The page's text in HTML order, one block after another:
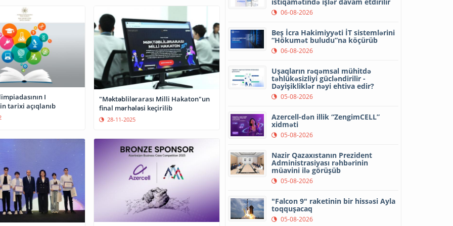
I
tarixi açıqlanıb
"Məktəblilərarası Milli Hakaton"un
final mərhələsi keçirilib
28-11-2025
06-08-2026
Beş İcra Hakimiyyəti İT sistemlərini
“Hökumət buludu”na köçürüb
06-08-2026
Uşaqların rəqəmsal mühitdə
təhlükəsizliyi gücləndirilir -
Dəyişikliklər nəyi ehtiva edir?
05-08-2026
Azercell-dən illik “ZengimCELL”
xidməti
05-08-2026
Nazir Qazaxıstanın Prezident
Administrasiyası rəhbərinin
müavini ilə görüşüb
05-08-2026
"Falcon 9" raketinin bir hissəsi Ayla
toqquşacaq
05-08-2026